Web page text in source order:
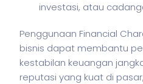
investasi, atau
Penggunaan Financial
bisnis dapat membantu
kestabilan keuangan
reputasi yang kuat di